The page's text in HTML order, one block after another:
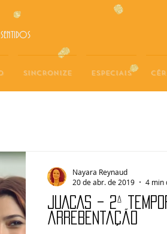
SINCRONIZE ESPECIAIS
JUACAS – 2ª
arrebentação
Nayara Reynaud
20 de abr. de 2019
4 min